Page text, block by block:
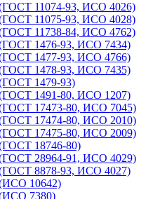
11074-93, ИСО 4026)
11075-93, ИСО 4028)
11738-84, ИСО 4762)
1476-93, ИСО 7434)
1477-93, ИСО 4766)
1478-93, ИСО 7435)
1479-93)
1491-80, ИСО 1207)
17473-80, ИСО 7045)
17474-80, ИСО 2010)
17475-80, ИСО 2009)
18746-80)
28964-91, ИСО 4029)
8878-93, ИСО 4027)
10642)
7380)